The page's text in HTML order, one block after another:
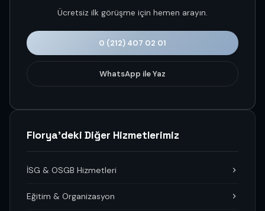
Ücretsiz ilk görüşme için hemen arayın.
0 (212) 407 02 01
WhatsApp ile Yaz
Florya'deki Diğer Hizmetlerimiz
İSG & OSGB Hizmetleri
Eğitim & Organizasyon